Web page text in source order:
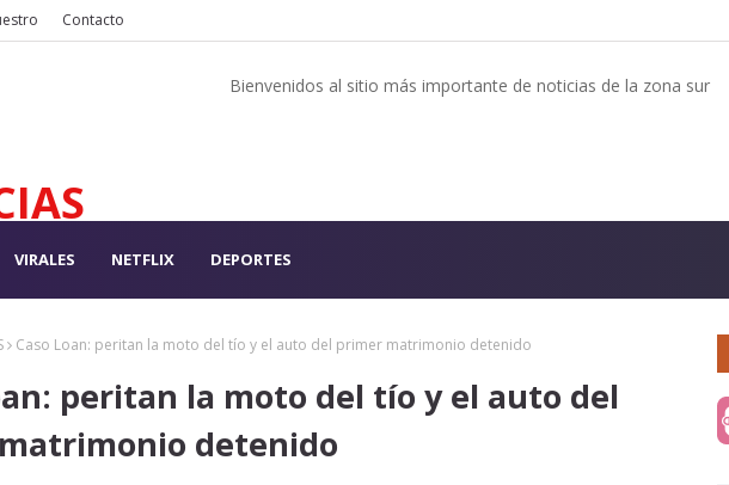
Contacto
Bienvenidos al sitio más importante de noticias de la zona sur
VIRALES NETFLIX DEPORTES
Caso Loan: peritan la moto del tío y el auto del primer matrimonio detenido
peritan la moto del tío y el auto del
detenido